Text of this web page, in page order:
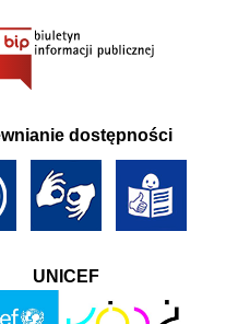
dostępności
UNICEF